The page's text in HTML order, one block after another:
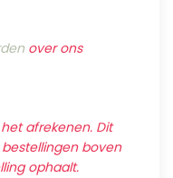
over ons
afrekenen. Dit
boven
ophaalt.